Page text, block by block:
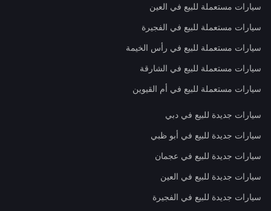
سيارات مستعملة للبيع في العين
سيارات مستعملة للبيع في الفجيرة
سيارات مستعملة للبيع في رأس الخيمة
سيارات مستعملة للبيع في الشارقة
سيارات مستعملة للبيع في أم القيوين
سيارات جديدة للبيع في دبي
سيارات جديدة للبيع في أبو ظبي
سيارات جديدة للبيع في عجمان
سيارات جديدة للبيع في العين
سيارات جديدة للبيع في الفجيرة